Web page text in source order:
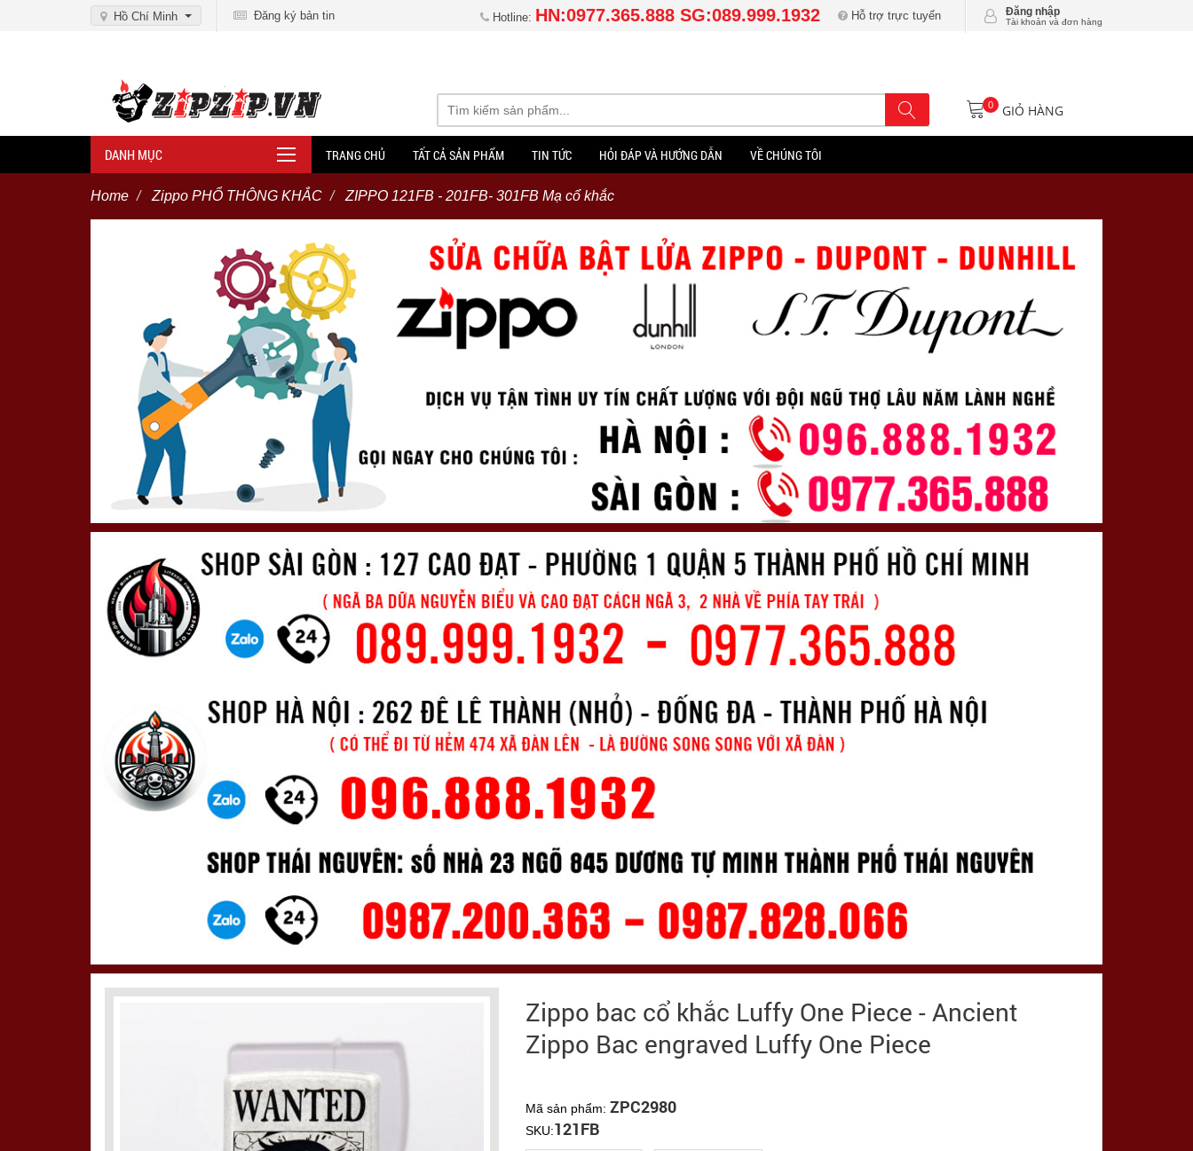
Hồ Chí Minh Đăng ký bản tin Hotline: HN:0977.365.888 SG:089.999.1932 Hỗ trợ trực tuyến Đăng nhập
Tài khoản và đơn hàng
0 GIỎ HÀNG
DANH MỤC TRANG CHỦ TẤT CẢ SẢN PHẨM TIN TỨC HỎI ĐÁP VÀ HƯỚNG DẪN VỀ CHÚNG TÔI
Home Zippo PHỔ THÔNG KHẮC ZIPPO 121FB - 201FB- 301FB Mạ cổ khắc
Zippo bac cổ khắc Luffy One Piece - Ancient
Zippo Bac engraved Luffy One Piece
Mã sản phẩm:ZPC2980
SKU:121FB